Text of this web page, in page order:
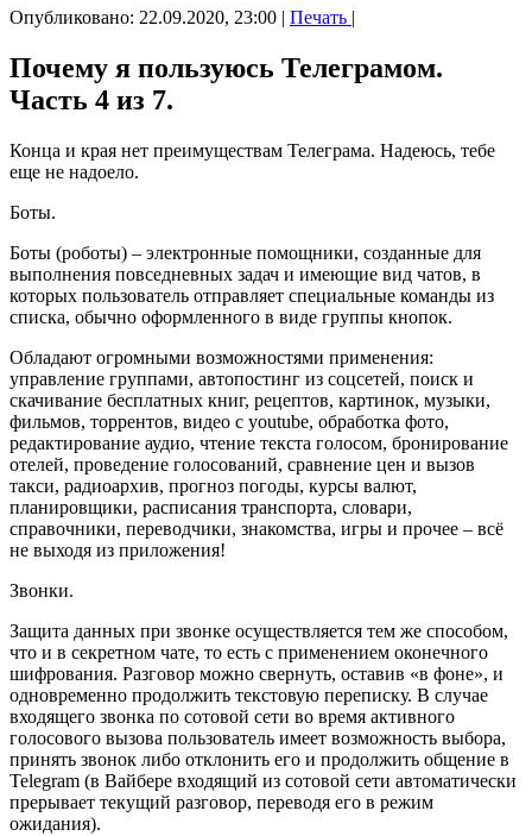
Опубликовано: 22.09.2020, 23:00 | Печать |
Почему я пользуюсь Телеграмом.
Часть 4 из 7.
Конца и края нет преимуществам Телеграма. Надеюсь, тебе
еще не надоело.
Боты.
Боты (роботы) – электронные помощники, созданные для
выполнения повседневных задач и имеющие вид чатов, в
которых пользователь отправляет специальные команды из
списка, обычно оформленного в виде группы кнопок.
Обладают огромными возможностями применения:
управление группами, автопостинг из соцсетей, поиск и
скачивание бесплатных книг, рецептов, картинок, музыки,
фильмов, торрентов, видео с youtube, обработка фото,
редактирование аудио, чтение текста голосом, бронирование
отелей, проведение голосований, сравнение цен и вызов
такси, радиоархив, прогноз погоды, курсы валют,
планировщики, расписания транспорта, словари,
справочники, переводчики, знакомства, игры и прочее – всё
не выходя из приложения!
Звонки.
Защита данных при звонке осуществляется тем же способом,
что и в секретном чате, то есть с применением оконечного
шифрования. Разговор можно свернуть, оставив «в фоне», и
одновременно продолжить текстовую переписку. В случае
входящего звонка по сотовой сети во время активного
голосового вызова пользователь имеет возможность выбора,
принять звонок либо отклонить его и продолжить общение в
Telegram (в Вайбере входящий из сотовой сети автоматически
прерывает текущий разговор, переводя его в режим
ожидания).